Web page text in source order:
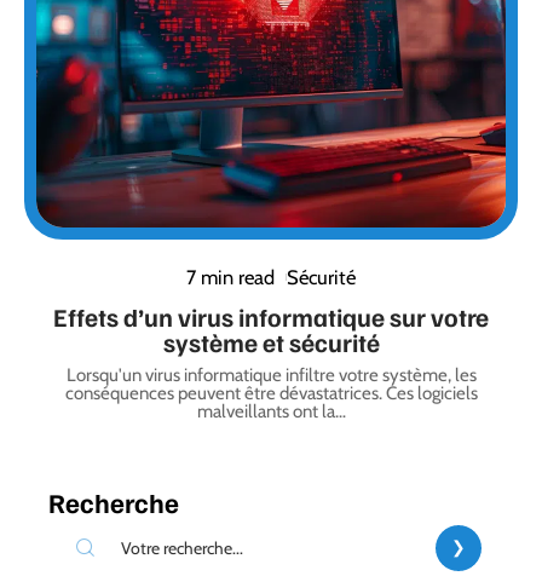
7 min read Sécurité
Effets d’un virus informatique sur votre
système et sécurité
Lorsqu'un virus informatique infiltre votre système, les
conséquences peuvent être dévastatrices. Ces logiciels
malveillants ont la…
Recherche